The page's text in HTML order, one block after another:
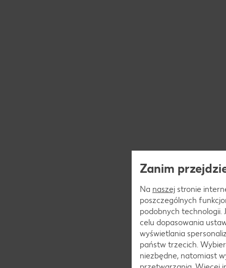
Zanim
Na naszej stronie
poszczególnych
podobnych technologii.
celu dopasowania
wyświetlania
państw trzecich.
niezbędne, natomiast